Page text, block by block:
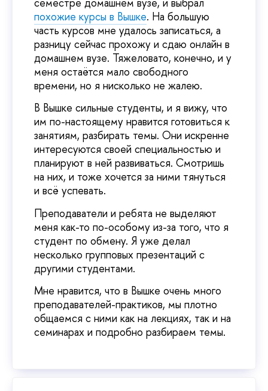
похожие курсы в Вышке. На большую
часть курсов мне удалось записаться, а
разницу сейчас прохожу и сдаю онлайн в
домашнем вузе. Тяжеловато, конечно, и у
меня остаётся мало свободного
времени, но я нисколько не жалею.
В Вышке сильные студенты, и я вижу, что
им по-настоящему нравится готовиться к
занятиям, разбирать темы. Они искренне
интересуются своей специальностью и
планируют в ней развиваться. Смотришь
на них, и тоже хочется за ними тянуться
и всё успевать.
Преподаватели и ребята не выделяют
меня как-то по-особому из-за того, что я
студент по обмену. Я уже делал
несколько групповых презентаций с
другими студентами.
Мне нравится, что в Вышке очень много
преподавателей-практиков, мы плотно
общаемся с ними как на лекциях, так и на
семинарах и подробно разбираем темы.